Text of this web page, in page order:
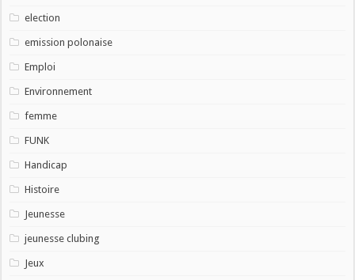
election
emission polonaise
Emploi
Environnement
femme
FUNK
Handicap
Histoire
Jeunesse
jeunesse clubing
Jeux